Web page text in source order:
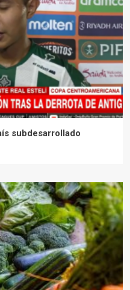
subdesarrollado